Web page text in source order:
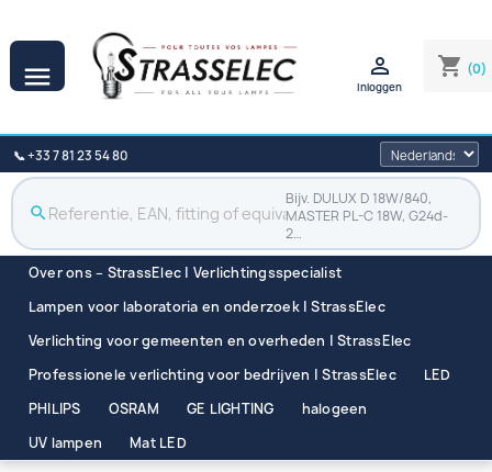
 shopping_cart (0)

Inloggen
📞 +33 7 81 23 54 80
search
Bijv. DULUX D 18W/840,
MASTER PL-C 18W, G24d-
2…
Over ons – StrassElec | Verlichtingsspecialist
Lampen voor laboratoria en onderzoek | StrassElec
Verlichting voor gemeenten en overheden | StrassElec
Professionele verlichting voor bedrijven | StrassElec
LED
PHILIPS
OSRAM GE LIGHTING
halogeen
UV lampen
Mat LED